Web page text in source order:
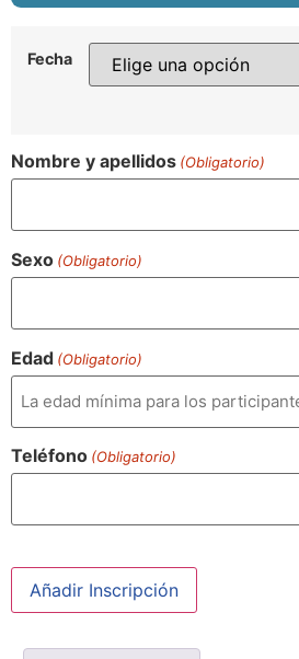
Fecha
Nombre y apellidos (Obligatorio)
Sexo (Obligatorio)
Edad (Obligatorio)
Teléfono (Obligatorio)
Jornadas
de
Parkour
cantidad
Añadir Inscripción